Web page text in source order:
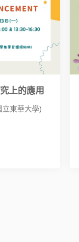
上的應用
立東華大學)